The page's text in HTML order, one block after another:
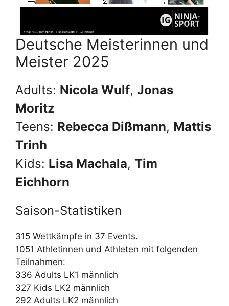
Deutsche Meisterinnen und
Meister 2025
Adults: Nicola Wulf, Jonas
Moritz
Teens: Rebecca Dißmann, Mattis
Trinh
Kids: Lisa Machala, Tim
Eichhorn
Saison-Statistiken
315 Wettkämpfe in 37 Events.
1051 Athletinnen und Athleten mit folgenden
Teilnahmen:
336 Adults LK1 männlich
327 Kids LK2 männlich
292 Adults LK2 männlich